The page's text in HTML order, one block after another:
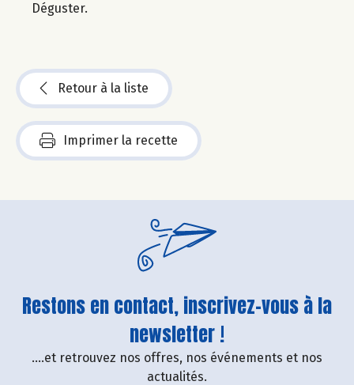
Déguster.
Retour à la liste
Imprimer la recette
Restons en contact, inscrivez-vous à la
newsletter !
....et retrouvez nos offres, nos événements et nos
actualités.